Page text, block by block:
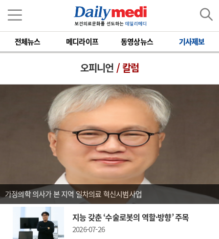
전체뉴스 메디라이프 동영상뉴스 기사제보
오피니언 / 칼럼
가정의학 의사가 본 지역 일차의료 혁신시범사업
지능 갖춘 ‘수술로봇의 역할·방향’ 주목
2026-07-26